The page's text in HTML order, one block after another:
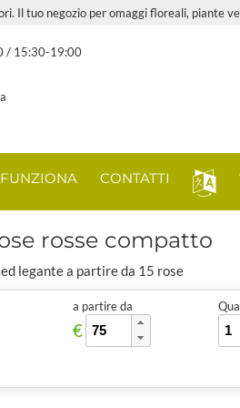
Il tuo negozio per omaggi floreali, piante
/ 15:30-19:00
CONTATTI
rosse compatto
legante a partire da 15 rose
a partire da
€